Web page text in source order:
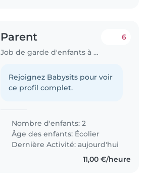
Parent
Job de garde d'enfants à Annecy
6
Rejoignez Babysits pour voir
ce profil complet.
Nombre d'enfants: 2
Âge des enfants: Écolier
Dernière Activité: aujourd'hui
11,00 €/heure